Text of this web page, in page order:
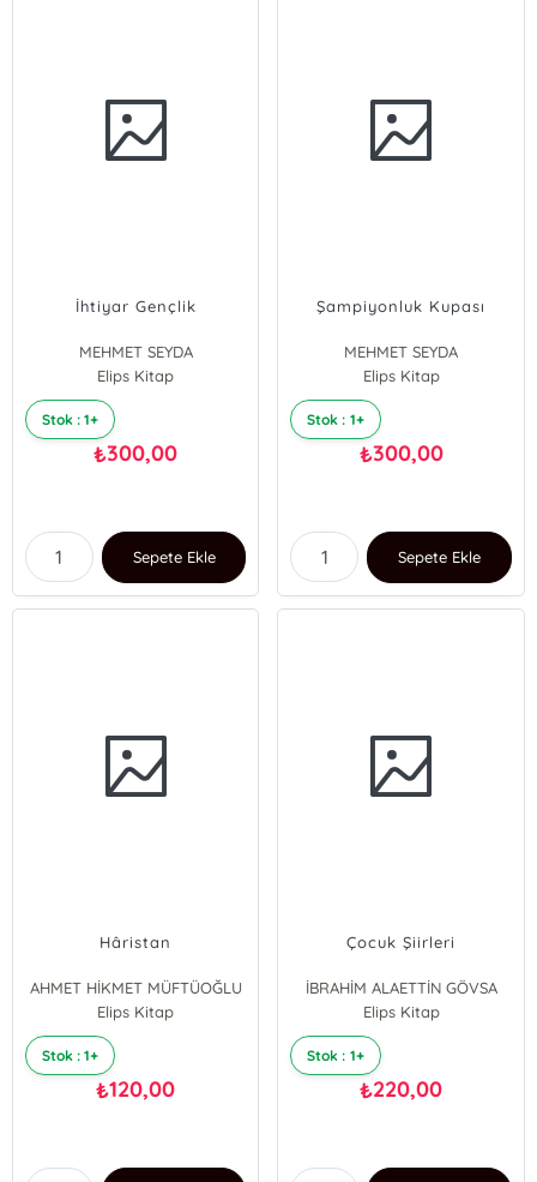
İhtiyar Gençlik
MEHMET SEYDA
Elips Kitap
Stok : 1+
₺300,00
Sepete Ekle
Şampiyonluk Kupası
MEHMET SEYDA
Elips Kitap
Stok : 1+
₺300,00
Sepete Ekle
Hâristan
AHMET HİKMET MÜFTÜOĞLU
Elips Kitap
Stok : 1+
₺120,00
Çocuk Şiirleri
İBRAHİM ALAETTİN GÖVSA
Elips Kitap
Stok : 1+
₺220,00